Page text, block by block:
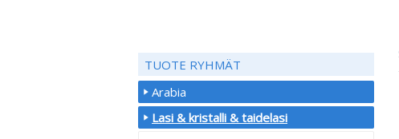
TUOTE RYHMÄT
Arabia
Lasi & kristalli & taidelasi